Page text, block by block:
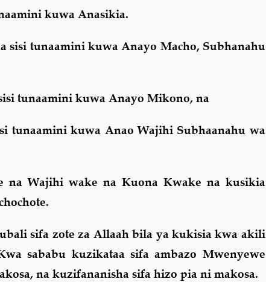
kuwa Anasikia.
sisi tunaamini kuwa Anayo Macho, Subhanahu
tunaamini kuwa Anayo Mikono, na
tunaamini kuwa Anao Wajihi Subhaanahu wa
na Wajihi wake na Kuona Kwake na kusikia
sifa zote za Allaah bila ya kukisia kwa akili
sababu kuzikataa sifa ambazo Mwenyewe
na kuzifananisha sifa hizo pia ni makosa.